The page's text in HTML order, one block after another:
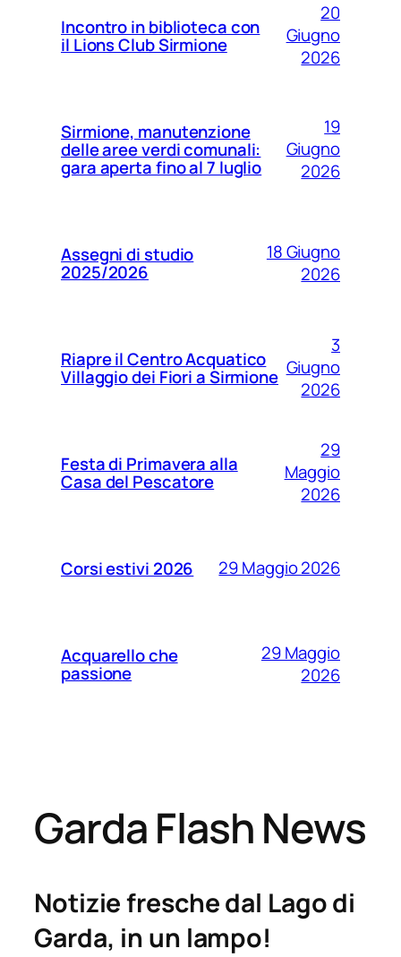
Incontro in biblioteca con
il Lions Club Sirmione
20
Giugno
2026
Sirmione, manutenzione
delle aree verdi comunali:
gara aperta fino al 7 luglio
19
Giugno
2026
Assegni di studio
2025/2026
18 Giugno
2026
Riapre il Centro Acquatico
Villaggio dei Fiori a Sirmione
3
Giugno
2026
Festa di Primavera alla
Casa del Pescatore
29
Maggio
2026
Corsi estivi 2026 29 Maggio 2026
Acquarello che
passione
29 Maggio
2026
Garda Flash News
Notizie fresche dal Lago di
Garda, in un lampo!